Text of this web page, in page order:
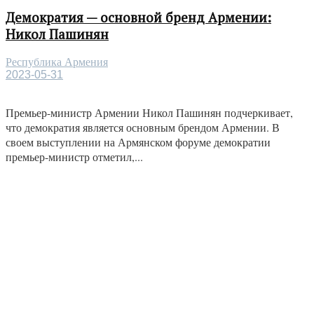
Демократия — основной бренд Армении:
Никол Пашинян
Республика Армения
2023-05-31
Премьер-министр Армении Никол Пашинян подчеркивает,
что демократия является основным брендом Армении. В
своем выступлении на Армянском форуме демократии
премьер-министр отметил,...